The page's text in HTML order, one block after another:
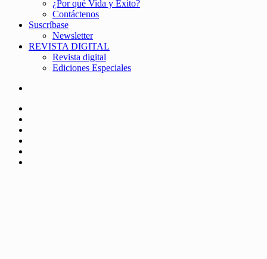
¿Por qué Vida y Éxito?
Contáctenos
Suscríbase
Newsletter
REVISTA DIGITAL
Revista digital
Ediciones Especiales